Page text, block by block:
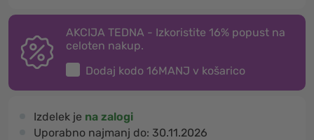
AKCIJA TEDNA - Izkoristite 16% popust na
celoten nakup.
Dodaj kodo 16MANJ v košarico
Izdelek je na zalogi
Uporabno najmanj do: 30.11.2026